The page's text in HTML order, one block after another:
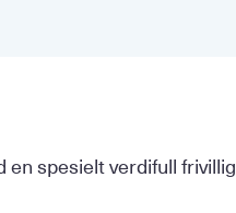
en spesielt verdifull frivillig